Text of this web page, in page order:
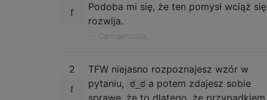
Input: )}/\
Output:
)   }   /   \
)  }  /  \
Podoba mi się, że ten pomysł wciąż się
rozwija.
Carcigenicate,
2
TFW niejasno rozpoznajesz wzór w
pytaniu,
ಠ_ಠ a potem zdajesz sobie
sprawę, że to dlatego, że przypadkiem